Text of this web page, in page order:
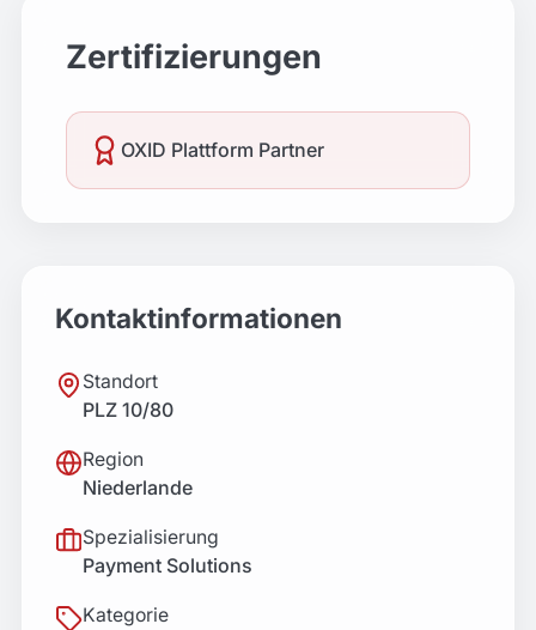
Zertifizierungen
OXID Plattform Partner
Kontaktinformationen
Standort
PLZ 10/80
Region
Niederlande
Spezialisierung
Payment Solutions
Kategorie